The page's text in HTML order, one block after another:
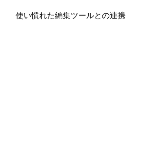
使い慣れた編集ツールとの連携